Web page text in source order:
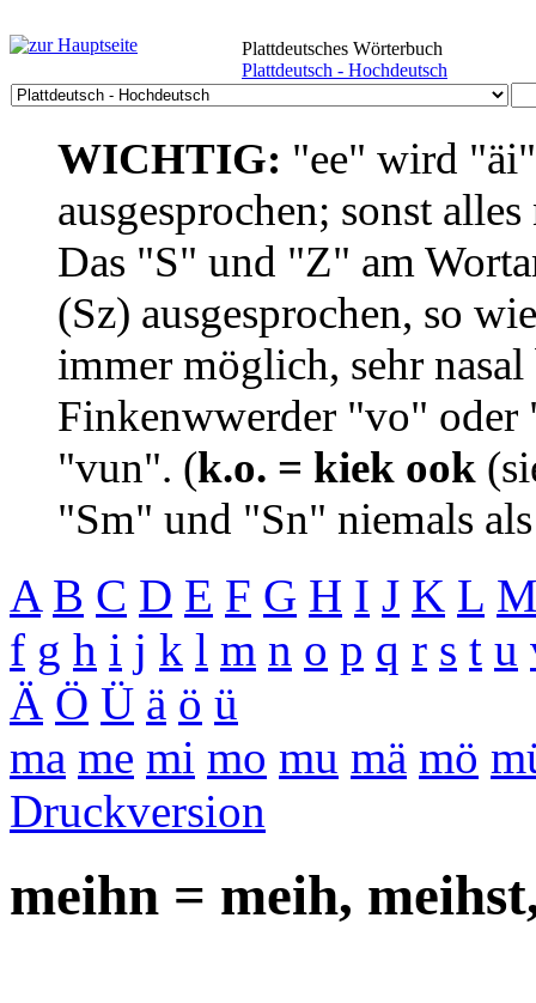
Plattdeutsches Wörterbuch
Plattdeutsch - Hochdeutsch
WICHTIG: "ee" wird
ausgesprochen; sonst
Das "S" und "Z" am
(Sz) ausgesprochen, so
immer möglich, sehr
Finkenwwerder "vo"
"vun". (k.o. = kiek ook
"Sm" und "Sn" niemals
A B C D E F G H I J K L
f g h i j k l m n o p q r s t u
Ä Ö Ü ä ö ü
ma me mi mo mu mä mö
Druckversion
meihn = meih,